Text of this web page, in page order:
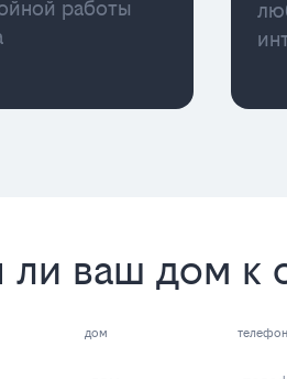
работы
ваш дом к
дом телефон